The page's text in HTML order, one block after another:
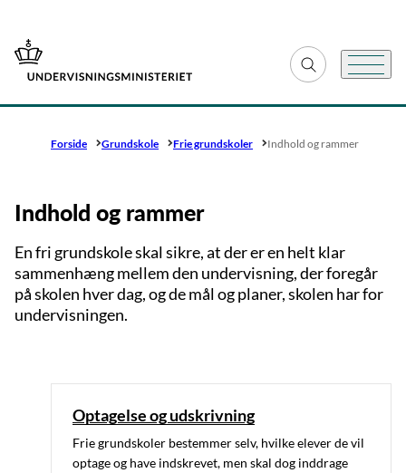
Gå til forsiden Fold søgefelt ud
Menu
Forside Grundskole Frie grundskoler Indhold og rammer
Indhold og rammer
En fri grundskole skal sikre, at der er en helt klar
sammenhæng mellem den undervisning, der foregår
på skolen hver dag, og de mål og planer, skolen har for
undervisningen.
Optagelse og udskrivning
Frie grundskoler bestemmer selv, hvilke elever de vil
optage og have indskrevet, men skal dog inddrage